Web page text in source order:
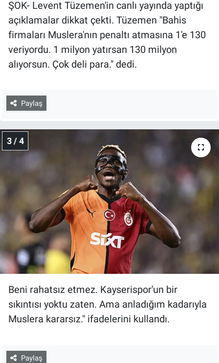
ŞOK- Levent Tüzemen'in canlı yayında yaptığı
açıklamalar dikkat çekti. Tüzemen "Bahis
firmaları Muslera'nın penaltı atmasına 1'e 130
veriyordu. 1 milyon yatırsan 130 milyon
alıyorsun. Çok deli para." dedi.
Paylaş
3 / 4
Beni rahatsız etmez. Kayserispor'un bir
sıkıntısı yoktu zaten. Ama anladığım kadarıyla
Muslera kararsız." ifadelerini kullandı.
Paylaş